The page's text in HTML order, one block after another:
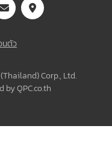
นตัว
Corp., Ltd.
byQPC.co.th